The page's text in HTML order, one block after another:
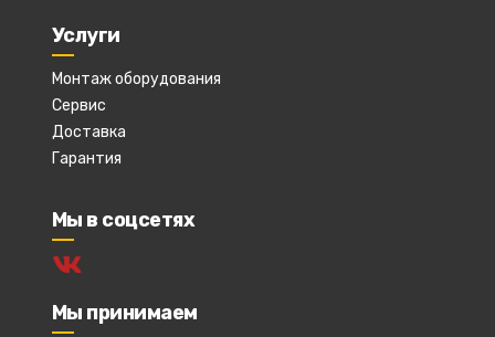
Услуги
Монтаж оборудования
Сервис
Доставка
Гарантия
Мы в соцсетях
Мы принимаем